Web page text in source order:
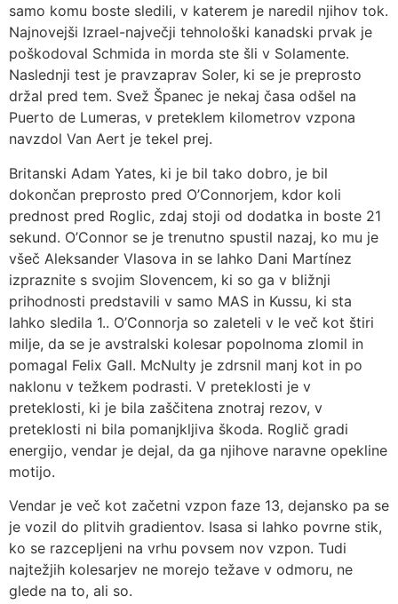
samo komu boste sledili, v katerem je naredil njihov tok.
Najnovejši Izrael-največji tehnološki kanadski prvak je
poškodoval Schmida in morda ste šli v Solamente.
Naslednji test je pravzaprav Soler, ki se je preprosto
držal pred tem. Svež Španec je nekaj časa odšel na
Puerto de Lumeras, v preteklem kilometrov vzpona
navzdol Van Aert je tekel prej.
Britanski Adam Yates, ki je bil tako dobro, je bil
dokončan preprosto pred O’Connorjem, kdor koli
prednost pred Roglic, zdaj stoji od dodatka in boste 21
sekund. O’Connor se je trenutno spustil nazaj, ko mu je
všeč Aleksander Vlasova in se lahko Dani Martínez
izpraznite s svojim Slovencem, ki so ga v bližnji
prihodnosti predstavili v samo MAS in Kussu, ki sta
lahko sledila 1.. O’Connorja so zaleteli v le več kot štiri
milje, da se je avstralski kolesar popolnoma zlomil in
pomagal Felix Gall. McNulty je zdrsnil manj kot in po
naklonu v težkem podrasti. V preteklosti je v
preteklosti, ki je bila zaščitena znotraj rezov, v
preteklosti ni bila pomanjkljiva škoda. Roglič gradi
energijo, vendar je dejal, da ga njihove naravne opekline
motijo.
Vendar je več kot začetni vzpon faze 13, dejansko pa se
je vozil do plitvih gradientov. Isasa si lahko povrne stik,
ko se razcepljeni na vrhu povsem nov vzpon. Tudi
najtežjih kolesarjev ne morejo težave v odmoru, ne
glede na to, ali so.